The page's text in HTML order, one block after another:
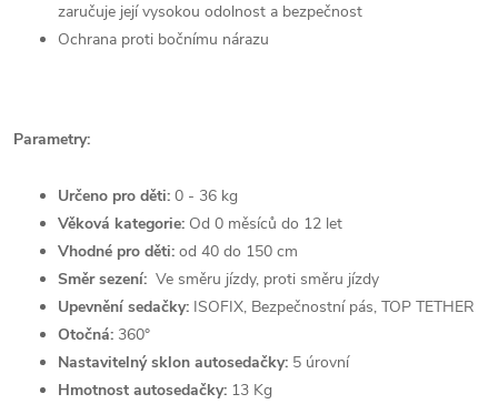
zaručuje její vysokou odolnost a bezpečnost
Ochrana proti bočnímu nárazu
Parametry:
Určeno pro děti: 0 - 36 kg
Věková kategorie: Od 0 měsíců do 12 let
Vhodné pro děti: od 40 do 150 cm
Směr sezení: Ve směru jízdy, proti směru jízdy
Upevnění sedačky: ISOFIX, Bezpečnostní pás, TOP TETHER
Otočná: 360°
Nastavitelný sklon autosedačky: 5 úrovní
Hmotnost autosedačky: 13 Kg